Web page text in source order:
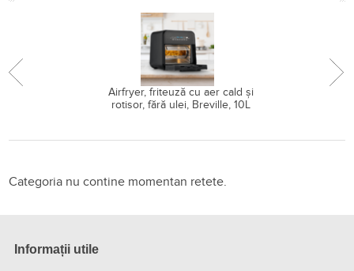
Airfryer, friteuză cu aer cald și
rotisor, fără ulei, Breville, 10L
Retete pentru Cană termos
Categoria nu contine momentan retete.
Informații utile